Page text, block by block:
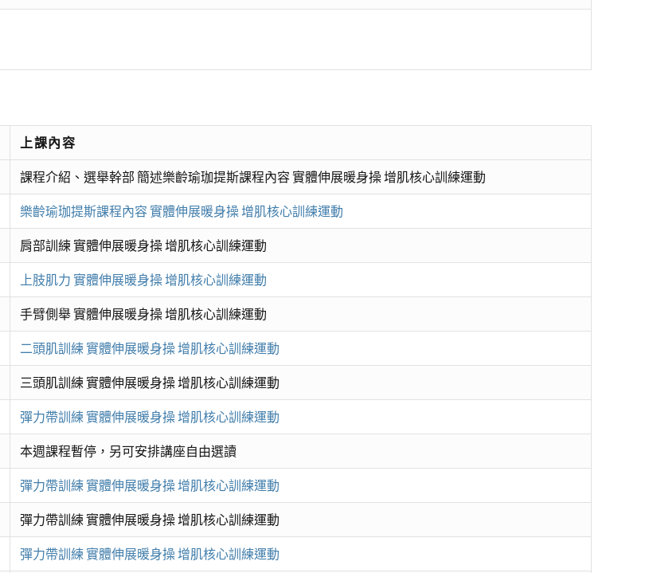
上課內容
課程介紹、選舉幹部 簡述樂齡瑜珈提斯課程內容 實體伸展暖身操 增肌核心訓練運動
樂齡瑜珈提斯課程內容 實體伸展暖身操 增肌核心訓練運動
肩部訓練 實體伸展暖身操 增肌核心訓練運動
上肢肌力 實體伸展暖身操 增肌核心訓練運動
手臂側舉 實體伸展暖身操 增肌核心訓練運動
二頭肌訓練 實體伸展暖身操 增肌核心訓練運動
三頭肌訓練 實體伸展暖身操 增肌核心訓練運動
彈力帶訓練 實體伸展暖身操 增肌核心訓練運動
本週課程暫停，另可安排講座自由選讀
彈力帶訓練 實體伸展暖身操 增肌核心訓練運動
彈力帶訓練 實體伸展暖身操 增肌核心訓練運動
彈力帶訓練 實體伸展暖身操 增肌核心訓練運動